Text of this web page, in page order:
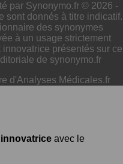
par Synonymo.fr © 2026 -
sont donnés à titre indicatif.
des synonymes
à un usage strictement
présentés sur ce
de synonymo.fr
d'Analyses Médicales.fr
innovatrice avec le